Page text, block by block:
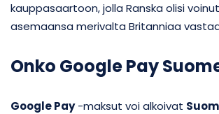
kauppasaartoon, jolla Ranska olisi
asemaansa merivalta Britanniaa
Onko Google Pay
Google Pay-maksut voi alkoivat